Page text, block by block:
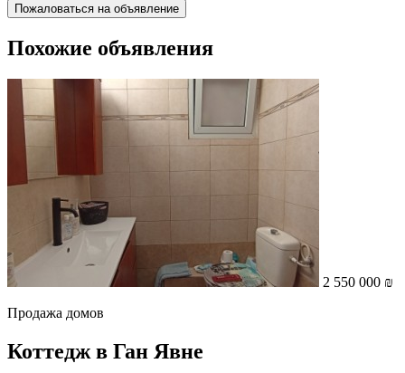
Пожаловаться на объявление
Похожие объявления
2 550 000 ₪
Продажа домов
Коттедж в Ган Явне